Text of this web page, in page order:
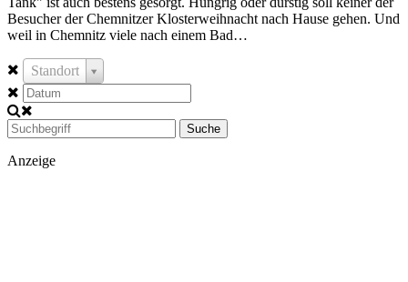
Besucher der Chemnitzer Klosterweihnacht nach Hause gehen. Und
weil in Chemnitz viele nach einem Bad…
Standort
Suche
Anzeige